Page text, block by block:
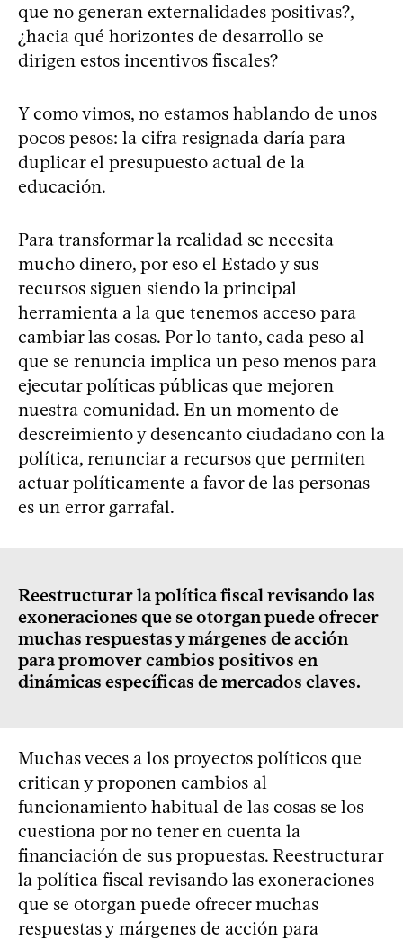
que no generan externalidades positivas?,
¿hacia qué horizontes de desarrollo se
dirigen estos incentivos fiscales?
Y como vimos, no estamos hablando de unos
pocos pesos: la cifra resignada daría para
duplicar el presupuesto actual de la
educación.
Para transformar la realidad se necesita
mucho dinero, por eso el Estado y sus
recursos siguen siendo la principal
herramienta a la que tenemos acceso para
cambiar las cosas. Por lo tanto, cada peso al
que se renuncia implica un peso menos para
ejecutar políticas públicas que mejoren
nuestra comunidad. En un momento de
descreimiento y desencanto ciudadano con la
política, renunciar a recursos que permiten
actuar políticamente a favor de las personas
es un error garrafal.
Reestructurar la política fiscal revisando las
exoneraciones que se otorgan puede ofrecer
muchas respuestas y márgenes de acción
para promover cambios positivos en
dinámicas específicas de mercados claves.
Muchas veces a los proyectos políticos que
critican y proponen cambios al
funcionamiento habitual de las cosas se los
cuestiona por no tener en cuenta la
financiación de sus propuestas. Reestructurar
la política fiscal revisando las exoneraciones
que se otorgan puede ofrecer muchas
respuestas y márgenes de acción para